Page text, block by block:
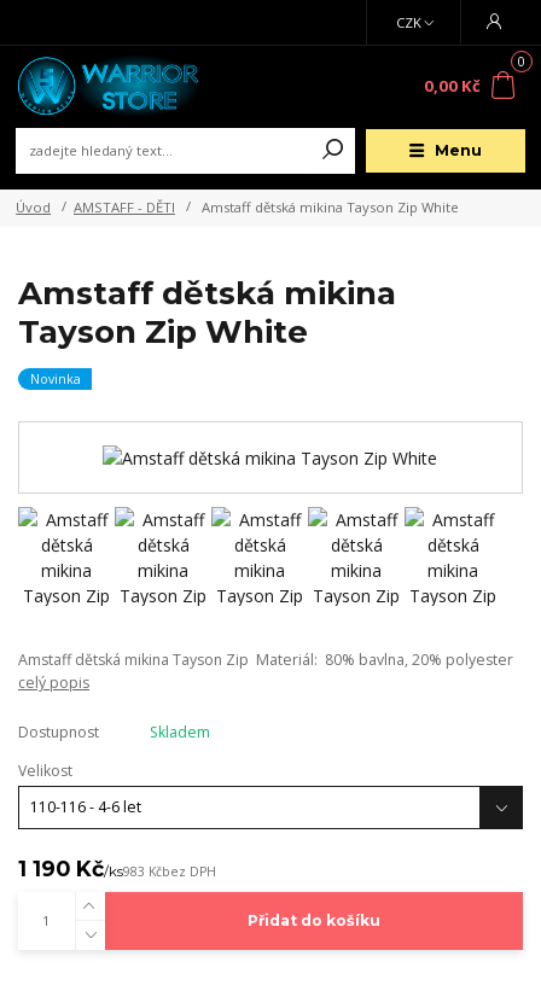
Menu
CZK
0
0,00 Kč
Úvod AMSTAFF - DĚTI Amstaff dětská mikina Tayson Zip White
Amstaff dětská mikina
Tayson Zip White
Novinka
Amstaff dětská mikina Tayson Zip Materiál: 80% bavlna, 20% polyester
celý popis
Dostupnost
Skladem
Velikost
1 190 Kč/ks983 Kčbez DPH
Přidat do košíku